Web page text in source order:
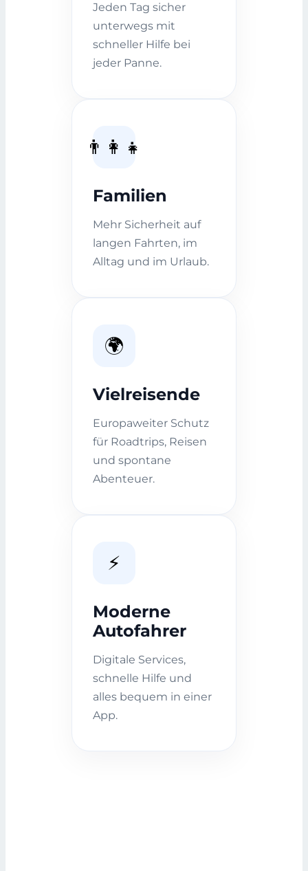
Jeden Tag sicher
unterwegs mit
schneller Hilfe bei
jeder Panne.
👨‍👩‍👧
Familien
Mehr Sicherheit auf
langen Fahrten, im
Alltag und im Urlaub.
🌍
Vielreisende
Europaweiter Schutz
für Roadtrips, Reisen
und spontane
Abenteuer.
⚡
Moderne
Autofahrer
Digitale Services,
schnelle Hilfe und
alles bequem in einer
App.